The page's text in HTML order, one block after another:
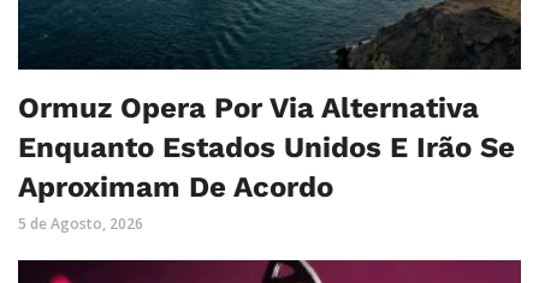
Ormuz Opera Por Via Alternativa
Enquanto Estados Unidos E Irão Se
Aproximam De Acordo
5 de Agosto, 2026